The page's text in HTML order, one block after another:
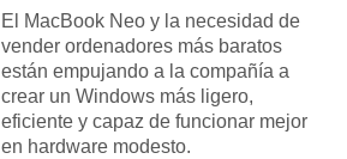
El MacBook Neo y la necesidad de
vender ordenadores más baratos
están empujando a la compañía a
crear un Windows más ligero,
eficiente y capaz de funcionar mejor
en hardware modesto.